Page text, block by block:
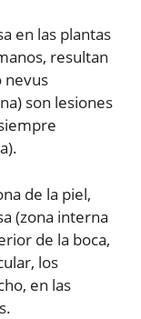
en las plantas
resultan
nevus
son lesiones
de la piel,
(zona interna
de la boca,
los
en las